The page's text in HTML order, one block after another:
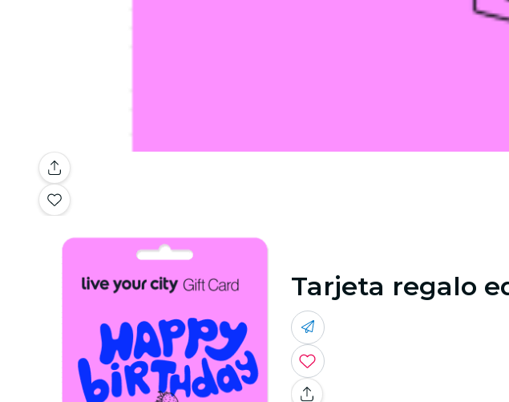
Tarjeta regalo